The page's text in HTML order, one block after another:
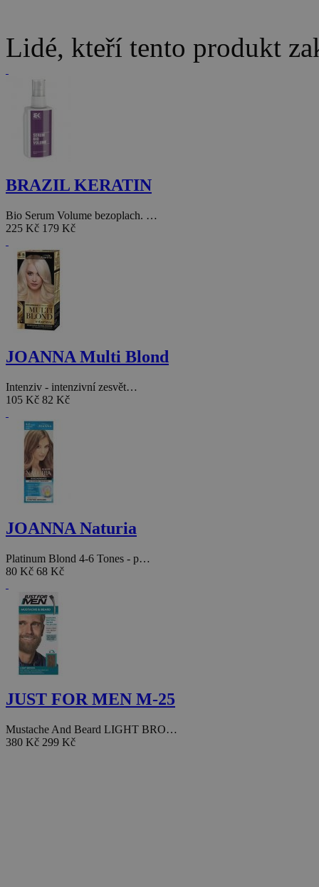
Lidé, kteří tento produkt
BRAZIL KERATIN
Bio Serum Volume bezoplach. …
225 Kč 179 Kč
JOANNA Multi Blond
Intenziv - intenzivní zesvět…
105 Kč 82 Kč
JOANNA Naturia
Platinum Blond 4-6 Tones - p…
80 Kč 68 Kč
JUST FOR MEN M-25
Mustache And Beard LIGHT BRO…
380 Kč 299 Kč